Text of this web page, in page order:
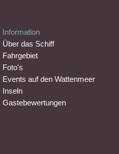
Information
Über das Schiff
Fahrgebiet
Foto's
Events auf den Wattenmeer
Inseln
Gastebewertungen